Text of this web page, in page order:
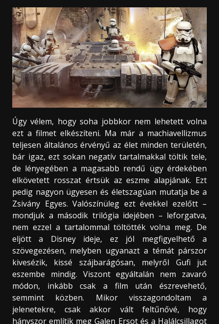
Úgy vélem, hogy soha jobbkor nem lehetett volna
ezt a filmet elkészíteni. Ma már a machiavellizmus
teljesen általános érvényű az élet minden területén,
bár igaz, ezt sokan negatív tartalmakkal töltik tele,
de lényegében a magasabb rendű ügy érdekében
elkövetett rosszat értsük az eszme alapjának. Ezt
pedig nagyon ügyesen és életszagúan mutatja be a
Zsivány Egyes. Valószínüleg ezt évekkel ezelőtt –
mondjuk a második trilógia idejében – leforgatva,
nem ezzel a tartalommal töltötték volna meg. De
eljött a Disney ideje, ez jól megfigyelhető a
szövegezésen, melyben ugyanazt a témát párszor
kivesézik, kissé szájbarágósan, melyről Gufi jut
eszembe mindig. Viszont egyáltalán nem zavaró
módon, inkább csak a film után észrevehető,
semmint közben. Mikor visszagondoltam a
jelenetekre, csak akkor vált feltűnővé, hogy
hányszor említik meg Galen Ersot és a Halálcsillagot